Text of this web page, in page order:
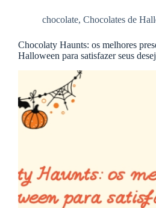
chocolate, Chocolates de
Chocolaty Haunts: os melhores
Halloween para satisfazer seus